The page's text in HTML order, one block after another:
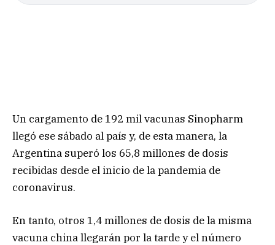
Un cargamento de 192 mil vacunas Sinopharm
llegó ese sábado al país y, de esta manera, la
Argentina superó los 65,8 millones de dosis
recibidas desde el inicio de la pandemia de
coronavirus.
En tanto, otros 1,4 millones de dosis de la misma
vacuna china llegarán por la tarde y el número